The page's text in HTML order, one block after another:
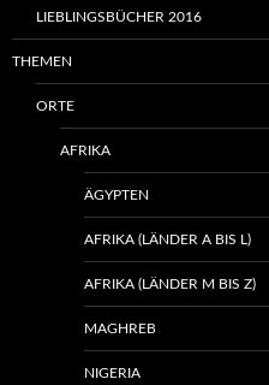
LIEBLINGSBÜCHER 2016
THEMEN
ORTE
AFRIKA
ÄGYPTEN
AFRIKA (LÄNDER A BIS L)
AFRIKA (LÄNDER M BIS Z)
MAGHREB
NIGERIA